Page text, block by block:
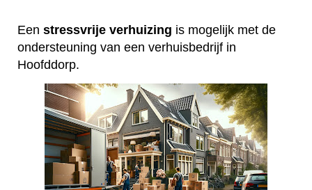
Een stressvrije verhuizing is mogelijk met de
ondersteuning van een verhuisbedrijf in
Hoofddorp.